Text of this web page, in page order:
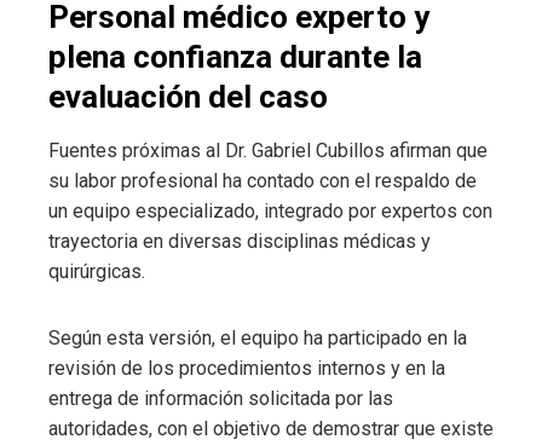
Personal médico experto y
plena confianza durante la
evaluación del caso
Fuentes próximas al Dr. Gabriel Cubillos afirman que
su labor profesional ha contado con el respaldo de
un equipo especializado, integrado por expertos con
trayectoria en diversas disciplinas médicas y
quirúrgicas.
Según esta versión, el equipo ha participado en la
revisión de los procedimientos internos y en la
entrega de información solicitada por las
autoridades, con el objetivo de demostrar que existe